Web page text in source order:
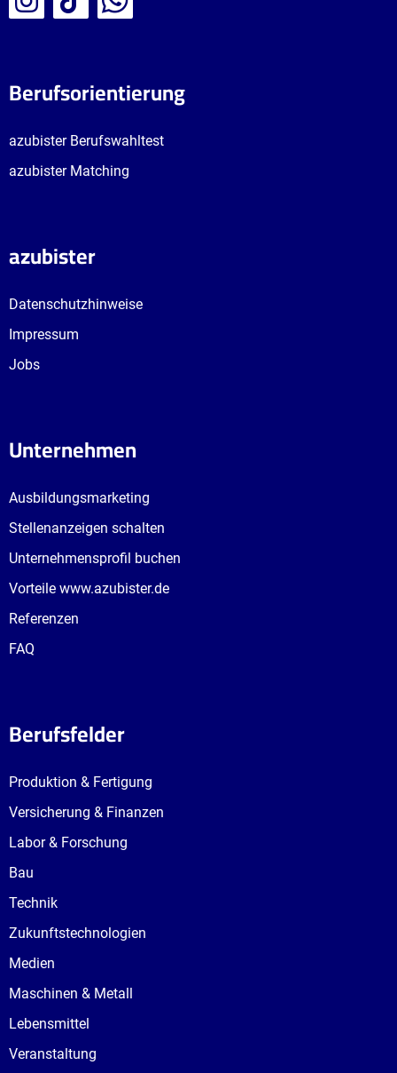
Berufsorientierung
azubister Berufswahltest
azubister Matching
azubister
Datenschutzhinweise
Impressum
Jobs
Unternehmen
Ausbildungsmarketing
Stellenanzeigen schalten
Unternehmensprofil buchen
Vorteile www.azubister.de
Referenzen
FAQ
Berufsfelder
Produktion & Fertigung
Versicherung & Finanzen
Labor & Forschung
Bau
Technik
Zukunftstechnologien
Medien
Maschinen & Metall
Lebensmittel
Veranstaltung